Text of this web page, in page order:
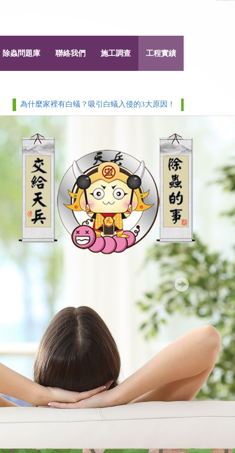
除蟲問題庫 聯絡我們 施工調查 工程實績
為什麼家裡有白蟻？吸引白蟻入侵的3大原因！ 白蟻 > 除白蟻白蟻